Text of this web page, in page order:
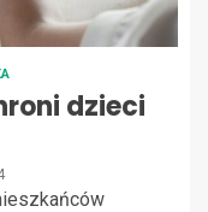
dzieci